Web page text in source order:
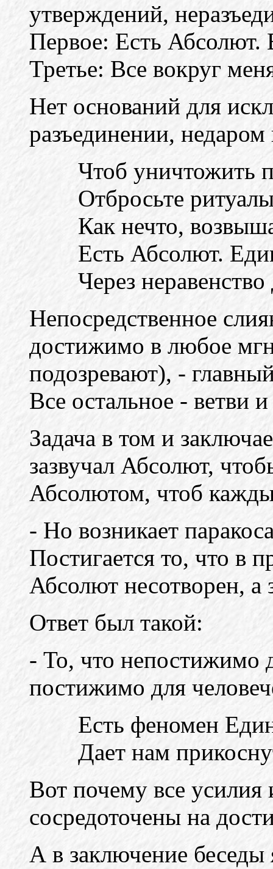
утверждений,
Первое: Есть Абсолют.
Третье: Все вокруг
Нет оснований для
разъединении, недаром
Чтоб уничтожить
Отбросьте
Как нечто,
Есть Абсолют.
Через
Непосредственное
достижимо в любое
подозревают), -
Все остальное - ветви
Задача в том и
зазвучал Абсолют,
Абсолютом, чтоб
- Но возникает
Постигается то, что в
Абсолют несотворен,
Ответ был такой:
- То, что непостижимо
постижимо для
Есть феномен
Дает нам
Вот почему все
сосредоточены на
А в заключение